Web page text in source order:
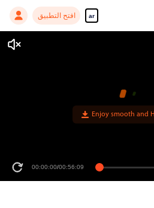
ar افتح التطبيق
00:00:00/00:56:09